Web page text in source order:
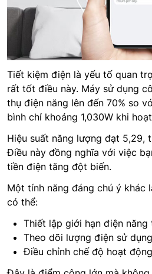
Tiết kiệm điện là yếu tố quan
rất tốt điều này. Máy sử dụng
thụ điện năng lên đến 70% so
bình chỉ khoảng 1,030W khi
Hiệu suất năng lượng đạt 5,29,
Điều này đồng nghĩa với việc
tiền điện tăng đột biến.
Một tính năng đáng chú ý khác
có thể:
Thiết lập giới hạn điện năng
Theo dõi lượng điện sử
Điều chỉnh chế độ hoạt